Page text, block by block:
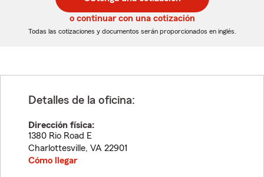
de
5
dígitos
de
5
dígitos
o continuar con una cotización
Todas las cotizaciones y documentos serán proporcionados en inglés.
Detalles de la oficina:
Dirección física:
1380 Rio Road E
Charlottesville, VA 22901
Cómo llegar